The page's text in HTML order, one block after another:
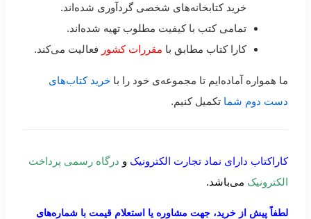
خرید کتابخانه‌های شخصی گردآوری شده‌اند.
تمامی کتب با کیفیت مطلوب تهیه شده‌اند.
کارا کتاب مطابق با مقررات کشور فعالیت می‌کند.
ما همواره آماده‌ایم تا مجموعه‌ی خود را با خرید کتاب‌های
دست دوم شما تکمیل کنیم.
کاراکتاب دارای نماد تجارت الکترونیک و درگاه رسمی پرداخت
الکترونیک می‌باشد.
لطفاً پیش از خرید، جهت مشاوره یا استعلام قیمت با شماره‌های